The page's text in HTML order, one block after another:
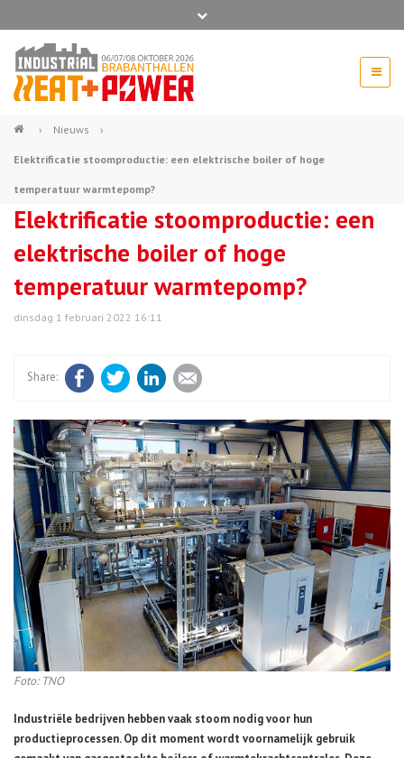
beurs@54events.nl
Exposanten login
› Nieuws ›
Elektrificatie stoomproductie: een elektrische boiler of hoge
temperatuur warmtepomp?
Elektrificatie stoomproductie: een
elektrische boiler of hoge
temperatuur warmtepomp?
dinsdag 1 februari 2022 16:11
FacebookTwitter LinkedIn
Foto: TNO
Industriële bedrijven hebben vaak stoom nodig voor hun
productieprocessen. Op dit moment wordt voornamelijk gebruik